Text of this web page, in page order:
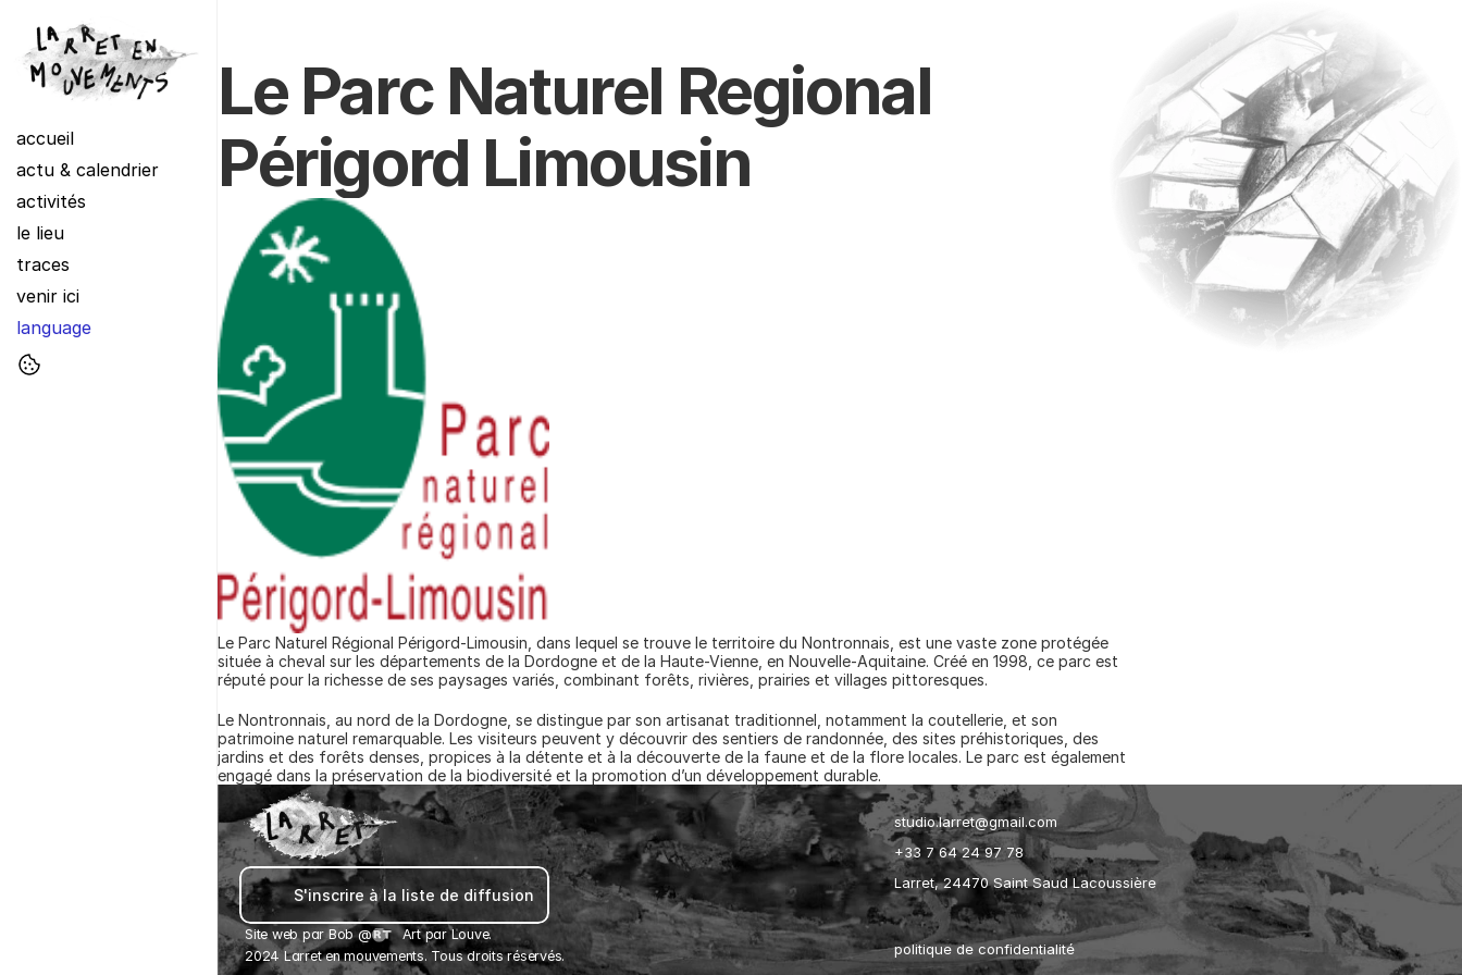
accueil
actu & calendrier
activités
le lieu
traces
venir ici
language
Le Parc Naturel Regional
Périgord Limousin
Le Parc Naturel Régional Périgord-Limousin, dans lequel se trouve le territoire du Nontronnais, est une vaste zone protégée
située à cheval sur les départements de la Dordogne et de la Haute-Vienne, en Nouvelle-Aquitaine. Créé en 1998, ce parc est
réputé pour la richesse de ses paysages variés, combinant forêts, rivières, prairies et villages pittoresques.
Le Nontronnais, au nord de la Dordogne, se distingue par son artisanat traditionnel, notamment la coutellerie, et son
patrimoine naturel remarquable. Les visiteurs peuvent y découvrir des sentiers de randonnée, des sites préhistoriques, des
jardins et des forêts denses, propices à la détente et à la découverte de la faune et de la flore locales. Le parc est également
engagé dans la préservation de la biodiversité et la promotion d’un développement durable.
S'inscrire à la liste de diffusion
Site web par Bob @
Art par Louve.
2024 Larret en mouvements. Tous droits réservés.
studio.larret@gmail.com
+33 7 64 24 97 78
Larret, 24470 Saint Saud Lacoussière
politique de confidentialité